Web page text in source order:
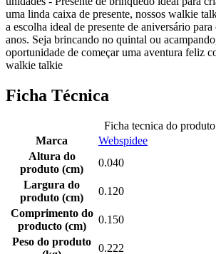
uma linda caixa de presente, nossos walkie
a escolha ideal de presente de aniversário
anos. Seja brincando no quintal ou
oportunidade de começar uma aventura feliz
walkie talkie
Ficha Técnica
Ficha tecnica do produto
Marca
Webspidee
Altura do
produto (cm)
0.040
Largura do
produto (cm)
0.120
Comprimento do
producto (cm)
0.150
Peso do produto
0.222